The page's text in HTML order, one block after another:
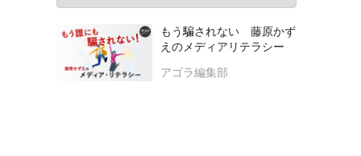
もう騙されない 藤原かず
えのメディアリテラシー
アゴラ編集部